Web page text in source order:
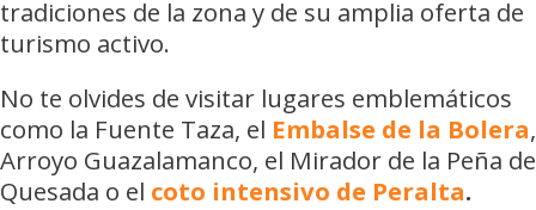
tradiciones de la zona y de su amplia oferta de
turismo activo.
No te olvides de visitar lugares emblemáticos
como la Fuente Taza, el Embalse de la Bolera,
Arroyo Guazalamanco, el Mirador de la Peña de
Quesada o el coto intensivo de Peralta.